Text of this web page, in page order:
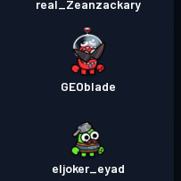
real_Zeanzackary
GEOblade
eljoker_eyad